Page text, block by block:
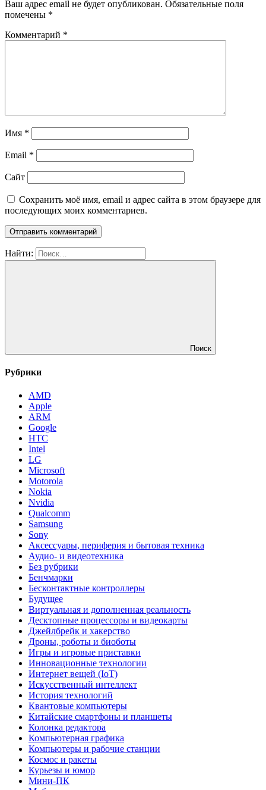
Ваш адрес email не будет опубликован. Обязательные поля
помечены *
Комментарий *
Имя *
Email *
Сайт
Сохранить моё имя, email и адрес сайта в этом браузере для
последующих моих комментариев.
Найти:
Поиск
Рубрики
AMD
Apple
ARM
Google
HTC
Intel
LG
Microsoft
Motorola
Nokia
Nvidia
Qualcomm
Samsung
Sony
Аксессуары, периферия и бытовая техника
Аудио- и видеотехника
Без рубрики
Бенчмарки
Бесконтактные контроллеры
Будущее
Виртуальная и дополненная реальность
Десктопные процессоры и видеокарты
Джейлбрейк и хакерство
Дроны, роботы и биоботы
Игры и игровые приставки
Инновационные технологии
Интернет вещей (IoT)
Искусственный интеллект
История технологий
Квантовые компьютеры
Китайские смартфоны и планшеты
Колонка редактора
Компьютерная графика
Компьютеры и рабочие станции
Космос и ракеты
Курьезы и юмор
Мини-ПК